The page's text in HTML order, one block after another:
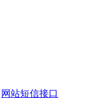
网站短信接口